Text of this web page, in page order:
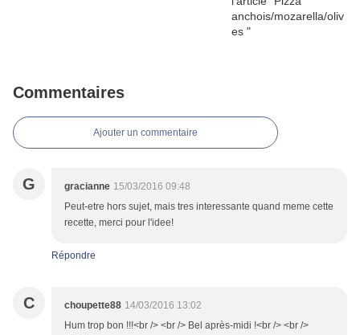
Commentaires
Ajouter un commentaire
G gracianne 15/03/2016 09:48
Peut-etre hors sujet, mais tres interessante quand meme cette
recette, merci pour l'idee!
Répondre
C choupette88 14/03/2016 13:02
Hum trop bon !!!<br /> <br /> Bel après-midi !<br /> <br />